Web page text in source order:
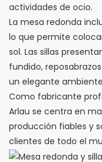
actividades de ocio.
La mesa redonda
lo que permite
sol. Las sillas
fundido,
un elegante
Como fabricante
Arlau se centra en
producción fiables y
clientes de todo el